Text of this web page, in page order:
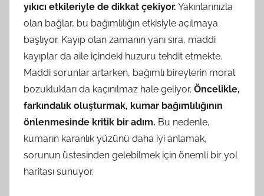
yıkıcı etkileriyle de dikkat çekiyor. Yakınlarınızla
olan bağlar, bu bağımlılığın etkisiyle açılmaya
başlıyor. Kayıp olan zamanın yanı sıra, maddi
kayıplar da aile içindeki huzuru tehdit etmekte.
Maddi sorunlar artarken, bağımlı bireylerin moral
bozuklukları da kaçınılmaz hale geliyor. Öncelikle,
farkındalık oluşturmak, kumar bağımlılığının
önlenmesinde kritik bir adım. Bu nedenle,
kumarın karanlık yüzünü daha iyi anlamak,
sorunun üstesinden gelebilmek için önemli bir yol
haritası sunuyor.